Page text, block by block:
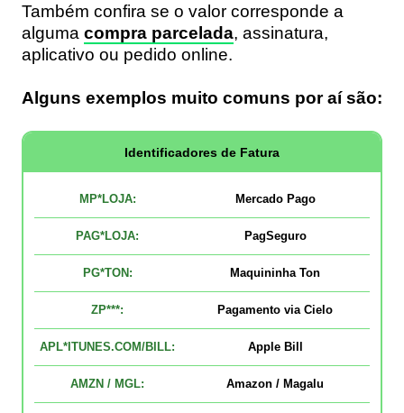
Também confira se o valor corresponde a
alguma compra parcelada, assinatura,
aplicativo ou pedido online.
Alguns exemplos muito comuns por aí são:
Identificadores de Fatura
MP*LOJA: Mercado Pago
PAG*LOJA: PagSeguro
PG*TON: Maquininha Ton
ZP***: Pagamento via Cielo
APL*ITUNES.COM/BILL: Apple Bill
AMZN / MGL: Amazon / Magalu